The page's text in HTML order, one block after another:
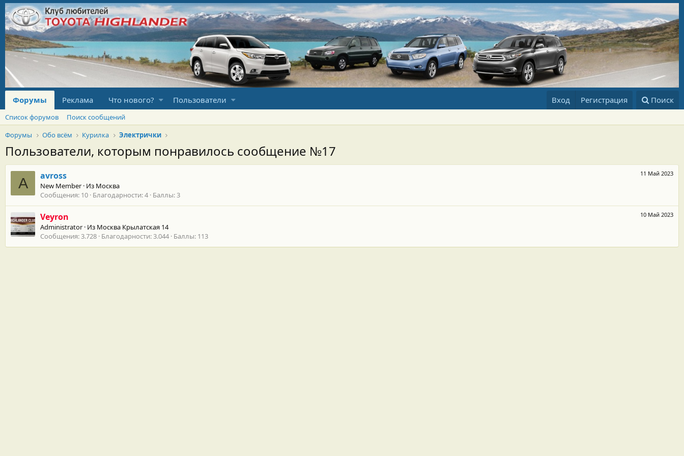
Форумы Реклама Что нового? Пользователи Вход Регистрация Поиск
Список форумов
Поиск сообщений
Форумы
Обо всём Курилка Электрички
Пользователи, которым понравилось сообщение №17
A
11 Май 2023
avross
New Member · Из Москва
Сообщения 10 Благодарности 4 Баллы 3
10 Май 2023
Veyron
Administrator · Из Москва Крылатская 14
Сообщения 3.728 Благодарности 3.044 Баллы 113